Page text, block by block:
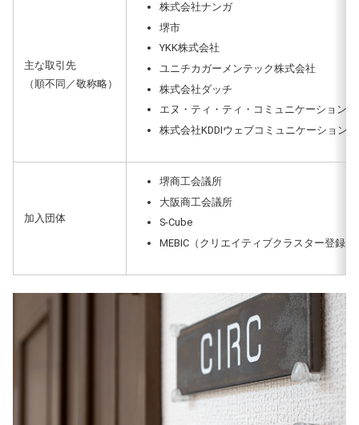
主な取引先
（順不同／敬称略）
株式会社ナンガ
堺市
YKK株式会社
ユニチカガーメンテック株式会社
株式会社ダッチ
エヌ・ティ・ティ・コミュニケーション
株式会社KDDIウェブコミュニケーションズ
加入団体
堺商工会議所
大阪商工会議所
S-Cube
MEBIC（クリエイティブクラスター登録）